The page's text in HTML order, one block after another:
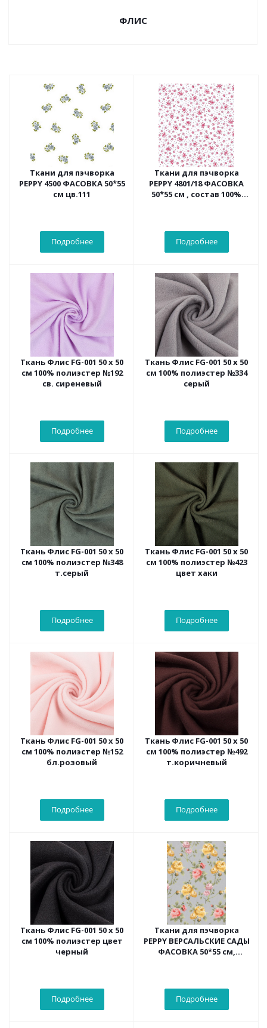
ФЛИС
Ткани для пэчворка
PEPPY 4500 ФАСОВКА 50*55
см цв.111
Подробнее
Ткани для пэчворка
PEPPY 4801/18 ФАСОВКА
50*55 см , состав 100%
Подробнее
Ткань Флис FG-001 50 х 50
см 100% полиэстер №192
св. сиреневый
Подробнее
Ткань Флис FG-001 50 х 50
см 100% полиэстер №334
серый
Подробнее
Ткань Флис FG-001 50 х 50
см 100% полиэстер №348
т.серый
Подробнее
Ткань Флис FG-001 50 х 50
см 100% полиэстер №423
цвет хаки
Подробнее
Ткань Флис FG-001 50 х 50
см 100% полиэстер №152
бл.розовый
Подробнее
Ткань Флис FG-001 50 х 50
см 100% полиэстер №492
т.коричневый
Подробнее
Ткань Флис FG-001 50 х 50
см 100% полиэстер цвет
черный
Подробнее
Ткани для пэчворка
PEPPY ВЕРСАЛЬСКИЕ САДЫ
ФАСОВКА 50*55 см,
Подробнее